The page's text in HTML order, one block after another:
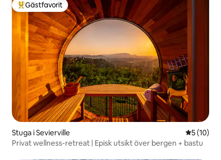
Populär gästfavorit
Gästfavorit
Stuga i Sevierville 5 av 5 i
5 (10)
Privat wellness-retreat | Episk utsikt över bergen + bastu